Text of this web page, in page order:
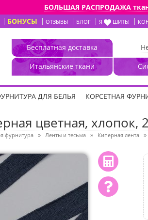
БОЛЬШАЯ РАСПРОДАЖА
БОНУСЫ ОТЗЫВЫ БЛОГ Я ШИТЬ!
Бесплатная доставка
Итальянские ткани
ДЛЯ БЕЛЬЯ КОРСЕТНАЯ
цветная,
фурнитура » Ленты и тесьма » Киперная лента »